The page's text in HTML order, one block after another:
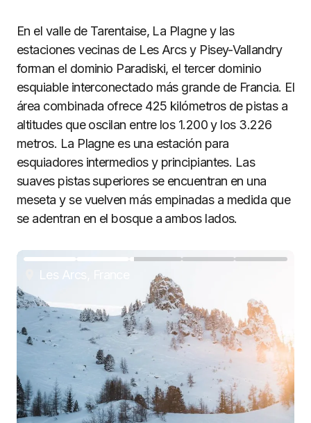
En el valle de Tarentaise, La Plagne y las
estaciones vecinas de Les Arcs y Pisey-Vallandry
forman el dominio Paradiski, el tercer dominio
esquiable interconectado más grande de Francia. El
área combinada ofrece 425 kilómetros de pistas a
altitudes que oscilan entre los 1.200 y los 3.226
metros. La Plagne es una estación para
esquiadores intermedios y principiantes. Las
suaves pistas superiores se encuentran en una
meseta y se vuelven más empinadas a medida que
se adentran en el bosque a ambos lados.
Les Arcs, France